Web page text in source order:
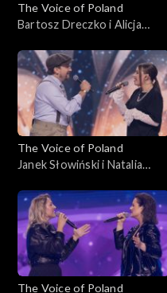
The Voice of Poland
Bartosz Dreczko i Alicja
nie mówię nie”, „The Voice of
Poland”, Bitwy, 25
października 2025
The Voice of Poland
Janek Słowiński i Natalia
Seen the Rain”, „The Voice of
Poland”, Bitwy, 25
października 2025
The Voice of Poland